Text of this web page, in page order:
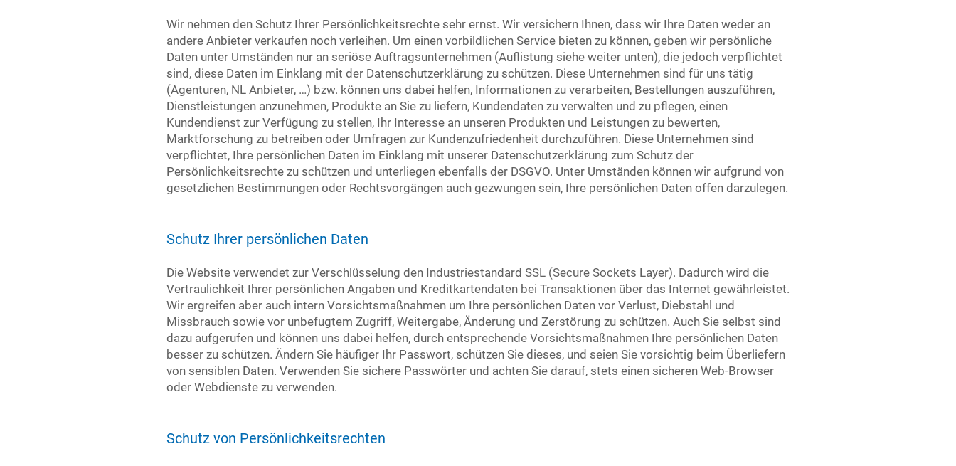
Wir nehmen den Schutz Ihrer Persönlichkeitsrechte sehr ernst. Wir versichern Ihnen, dass wir Ihre Daten weder an
andere Anbieter verkaufen noch verleihen. Um einen vorbildlichen Service bieten zu können, geben wir persönliche
Daten unter Umständen nur an seriöse Auftragsunternehmen (Auflistung siehe weiter unten), die jedoch verpflichtet
sind, diese Daten im Einklang mit der Datenschutzerklärung zu schützen. Diese Unternehmen sind für uns tätig
(Agenturen, NL Anbieter, …) bzw. können uns dabei helfen, Informationen zu verarbeiten, Bestellungen auszuführen,
Dienstleistungen anzunehmen, Produkte an Sie zu liefern, Kundendaten zu verwalten und zu pflegen, einen
Kundendienst zur Verfügung zu stellen, Ihr Interesse an unseren Produkten und Leistungen zu bewerten,
Marktforschung zu betreiben oder Umfragen zur Kundenzufriedenheit durchzuführen. Diese Unternehmen sind
verpflichtet, Ihre persönlichen Daten im Einklang mit unserer Datenschutzerklärung zum Schutz der
Persönlichkeitsrechte zu schützen und unterliegen ebenfalls der DSGVO. Unter Umständen können wir aufgrund von
gesetzlichen Bestimmungen oder Rechtsvorgängen auch gezwungen sein, Ihre persönlichen Daten offen darzulegen.
Schutz Ihrer persönlichen Daten
Die Website verwendet zur Verschlüsselung den Industriestandard SSL (Secure Sockets Layer). Dadurch wird die
Vertraulichkeit Ihrer persönlichen Angaben und Kreditkartendaten bei Transaktionen über das Internet gewährleistet.
Wir ergreifen aber auch intern Vorsichtsmaßnahmen um Ihre persönlichen Daten vor Verlust, Diebstahl und
Missbrauch sowie vor unbefugtem Zugriff, Weitergabe, Änderung und Zerstörung zu schützen. Auch Sie selbst sind
dazu aufgerufen und können uns dabei helfen, durch entsprechende Vorsichtsmaßnahmen Ihre persönlichen Daten
besser zu schützen. Ändern Sie häufiger Ihr Passwort, schützen Sie dieses, und seien Sie vorsichtig beim Überliefern
von sensiblen Daten. Verwenden Sie sichere Passwörter und achten Sie darauf, stets einen sicheren Web-Browser
oder Webdienste zu verwenden.
Schutz von Persönlichkeitsrechten